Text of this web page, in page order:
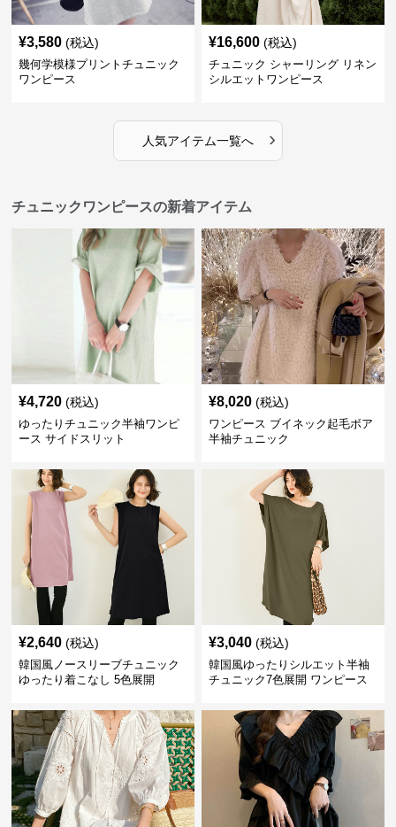
¥3,580 (税込)
幾何学模様プリントチュニック
ワンピース
¥16,600 (税込)
チュニック シャーリング リネン
シルエットワンピース
人気アイテム一覧へ ›
チュニックワンピースの新着アイテム
¥4,720 (税込)
ゆったりチュニック半袖ワンピ
ース サイドスリット
¥8,020 (税込)
ワンピース ブイネック起毛ボア
半袖チュニック
¥2,640 (税込)
韓国風ノースリーブチュニック
ゆったり着こなし 5色展開
¥3,040 (税込)
韓国風ゆったりシルエット半袖
チュニック7色展開 ワンピース